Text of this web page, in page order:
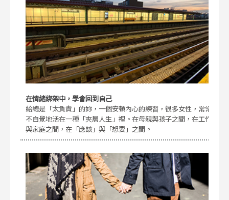
在情緒綁架中，學會回到自己
給總是「太負責」的妳，一個安頓內心的練習，很多女性，常常
不自覺地活在一種「夾層人生」裡。在母親與孩子之間，在工作
與家庭之間，在「應該」與「想要」之間。